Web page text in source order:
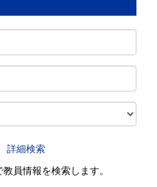
詳細検索
員情報を検索します。